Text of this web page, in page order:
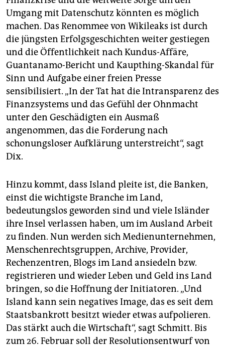
Umgang mit Datenschutz könnten es möglich
machen. Das Renommee von Wikileaks ist durch
die jüngsten Erfolgsgeschichten weiter gestiegen
und die Öffentlichkeit nach Kundus-Affäre,
Guantanamo-Bericht und Kaupthing-Skandal für
Sinn und Aufgabe einer freien Presse
sensibilisiert. „In der Tat hat die Intransparenz des
Finanzsystems und das Gefühl der Ohnmacht
unter den Geschädigten ein Ausmaß
angenommen, das die Forderung nach
schonungsloser Aufklärung unterstreicht“, sagt
Dix.
Hinzu kommt, dass Island pleite ist, die Banken,
einst die wichtigste Branche im Land,
bedeutungslos geworden sind und viele Isländer
ihre Insel verlassen haben, um im Ausland Arbeit
zu finden. Nun werden sich Medienunternehmen,
Menschenrechtsgruppen, Archive, Provider,
Rechenzentren, Blogs im Land ansiedeln bzw.
registrieren und wieder Leben und Geld ins Land
bringen, so die Hoffnung der Initiatoren. „Und
Island kann sein negatives Image, das es seit dem
Staatsbankrott besitzt wieder etwas aufpolieren.
Das stärkt auch die Wirtschaft“, sagt Schmitt. Bis
zum 26. Februar soll der Resolutionsentwurf von